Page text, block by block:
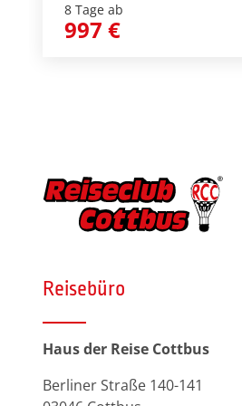
8 Tage ab
997 €
Reisebüro
Haus der Reise Cottbus
Berliner Straße 140-141